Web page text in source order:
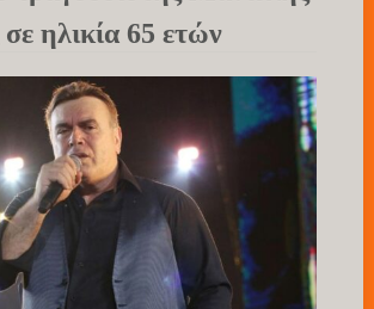
ηλικία 65 ετών